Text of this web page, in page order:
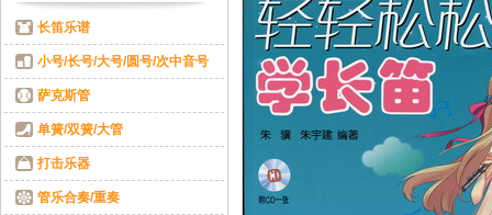
长笛乐谱
小号/长号/大号/圆号/次中音号
萨克斯管
单簧/双簧/大管
打击乐器
管乐合奏/重奏